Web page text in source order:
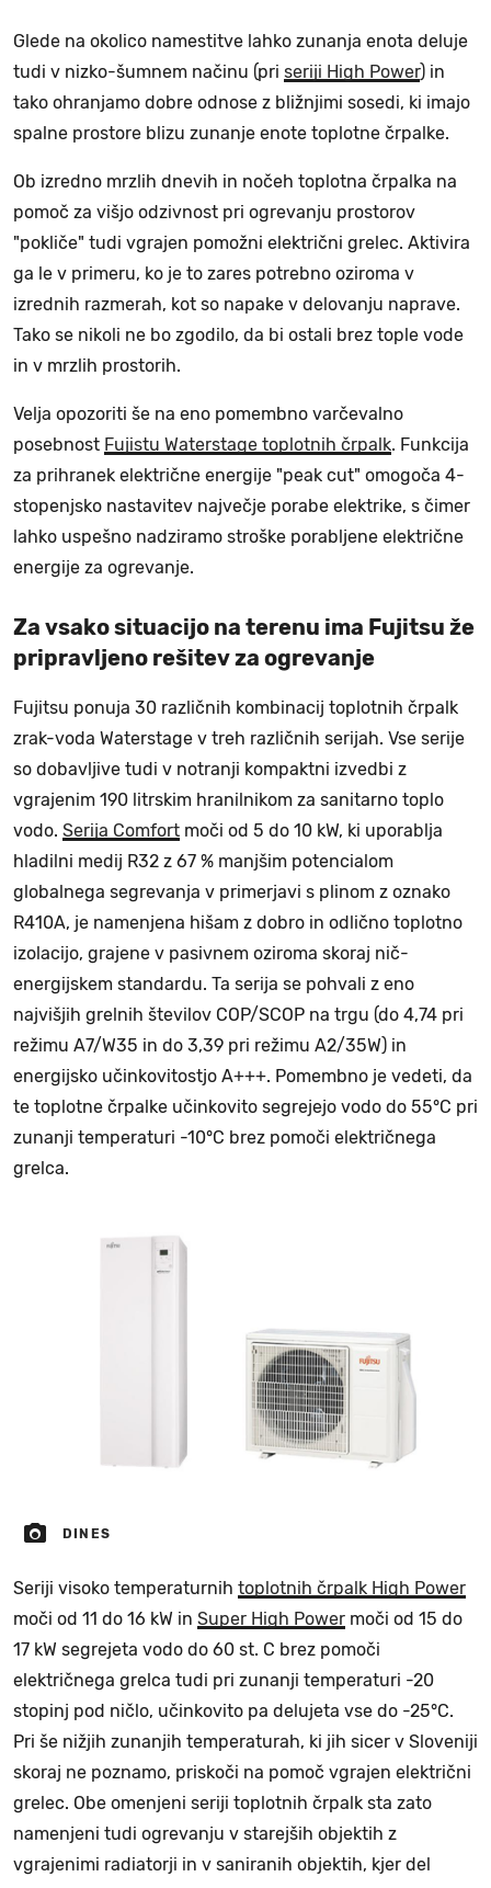
Glede na okolico namestitve lahko zunanja enota deluje
tudi v nizko-šumnem načinu (pri seriji High Power) in
tako ohranjamo dobre odnose z bližnjimi sosedi, ki imajo
spalne prostore blizu zunanje enote toplotne črpalke.
Ob izredno mrzlih dnevih in nočeh toplotna črpalka na
pomoč za višjo odzivnost pri ogrevanju prostorov
"pokliče" tudi vgrajen pomožni električni grelec. Aktivira
ga le v primeru, ko je to zares potrebno oziroma v
izrednih razmerah, kot so napake v delovanju naprave.
Tako se nikoli ne bo zgodilo, da bi ostali brez tople vode
in v mrzlih prostorih.
Velja opozoriti še na eno pomembno varčevalno
posebnost Fujistu Waterstage toplotnih črpalk. Funkcija
za prihranek električne energije "peak cut" omogoča 4-
stopenjsko nastavitev največje porabe elektrike, s čimer
lahko uspešno nadziramo stroške porabljene električne
energije za ogrevanje.
Za vsako situacijo na terenu ima Fujitsu že
pripravljeno rešitev za ogrevanje
Fujitsu ponuja 30 različnih kombinacij toplotnih črpalk
zrak-voda Waterstage v treh različnih serijah. Vse serije
so dobavljive tudi v notranji kompaktni izvedbi z
vgrajenim 190 litrskim hranilnikom za sanitarno toplo
vodo. Serija Comfort moči od 5 do 10 kW, ki uporablja
hladilni medij R32 z 67 % manjšim potencialom
globalnega segrevanja v primerjavi s plinom z oznako
R410A, je namenjena hišam z dobro in odlično toplotno
izolacijo, grajene v pasivnem oziroma skoraj nič-
energijskem standardu. Ta serija se pohvali z eno
najvišjih grelnih številov COP/SCOP na trgu (do 4,74 pri
režimu A7/W35 in do 3,39 pri režimu A2/35W) in
energijsko učinkovitostjo A+++. Pomembno je vedeti, da
te toplotne črpalke učinkovito segrejejo vodo do 55°C pri
zunanji temperaturi -10°C brez pomoči električnega
grelca.
DINES
Seriji visoko temperaturnih toplotnih črpalk High Power
moči od 11 do 16 kW in Super High Power moči od 15 do
17 kW segrejeta vodo do 60 st. C brez pomoči
električnega grelca tudi pri zunanji temperaturi -20
stopinj pod ničlo, učinkovito pa delujeta vse do -25°C.
Pri še nižjih zunanjih temperaturah, ki jih sicer v Sloveniji
skoraj ne poznamo, priskoči na pomoč vgrajen električni
grelec. Obe omenjeni seriji toplotnih črpalk sta zato
namenjeni tudi ogrevanju v starejših objektih z
vgrajenimi radiatorji in v saniranih objektih, kjer del